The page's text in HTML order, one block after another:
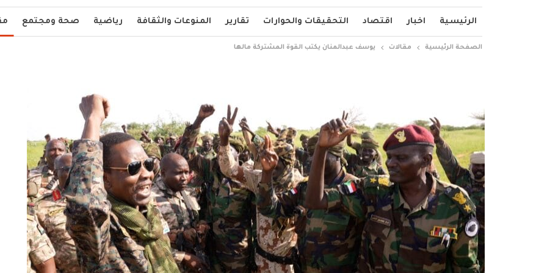
الرئيسية اخبار اقتصاد التحقيقات والحوارات تقارير المنوعات والثقافة رياضية صحة ومجتمع
الصفحة الرئيسية مقالات يوسف عبدالمنان يكتب القوة المشتركة مالها